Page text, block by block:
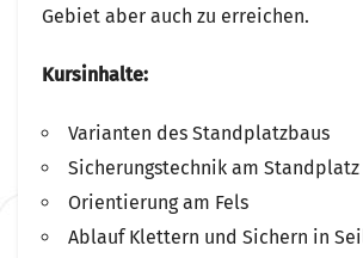
Gebiet aber auch zu erreichen.
Kursinhalte:
Varianten des Standplatzbaus
Sicherungstechnik am Standplatz
Orientierung am Fels
Ablauf Klettern und Sichern in